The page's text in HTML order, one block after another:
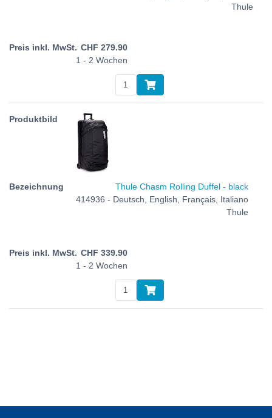
Thule
CHF 279.90
1 - 2 Wochen
Thule Chasm Rolling Duffel - black
414936 - Deutsch, English, Français, Italiano
Thule
CHF 339.90
1 - 2 Wochen